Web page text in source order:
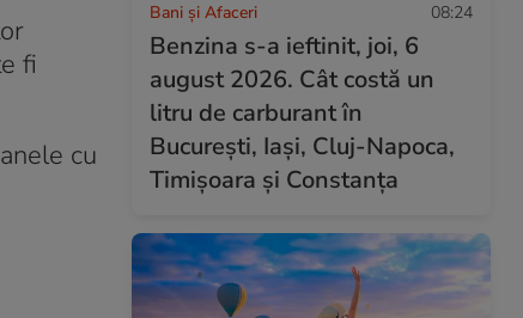
fi
cu
Bani și Afaceri 08:24
Benzina s-a ieftinit, joi, 6
august 2026. Cât costă un
litru de carburant în
București, Iași, Cluj-Napoca,
Timișoara și Constanța